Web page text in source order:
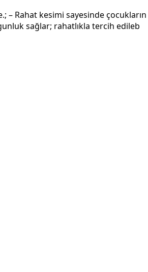
– Rahat kesimi sayesinde
sağlar; rahatlıkla tercih edileb